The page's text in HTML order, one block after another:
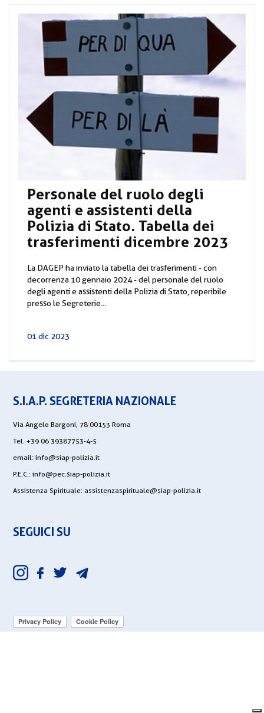
Personale del ruolo degli
agenti e assistenti della
Polizia di Stato. Tabella dei
trasferimenti dicembre 2023
La DAGEP ha inviato la tabella dei trasferimenti - con
decorrenza 10 gennaio 2024 - del personale del ruolo
degli agenti e assistenti della Polizia di Stato, reperibile
presso le Segreterie...
01 dic 2023
S.I.A.P. SEGRETERIA NAZIONALE
Via Angelo Bargoni, 78 00153 Roma
Tel. +39 06 39387753-4-5
email: info@siap-polizia.it
P.E.C.: info@pec.siap-polizia.it
Assistenza Spirituale: assistenzaspirituale@siap-polizia.it
SEGUICI SU